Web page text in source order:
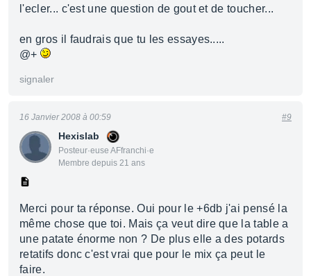
l'ecler... c'est une question de gout et de toucher...
en gros il faudrais que tu les essayes.....
@+
signaler
Hexislab
Posteur·euse AFfranchi·e
Membre depuis 21 ans
16 Janvier 2008 à 00:59 #9
Merci pour ta réponse. Oui pour le +6db j'ai pensé la
même chose que toi. Mais ça veut dire que la table a
une patate énorme non ? De plus elle a des potards
retatifs donc c'est vrai que pour le mix ça peut le
faire.